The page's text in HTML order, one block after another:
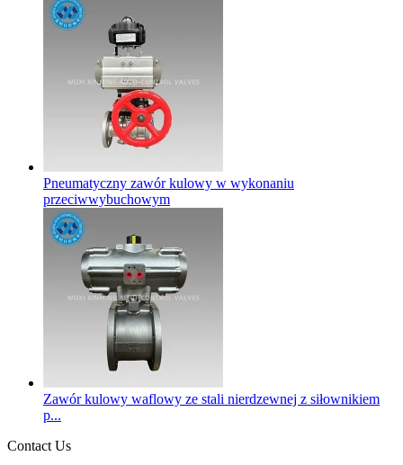
Pneumatyczny zawór kulowy w wykonaniu
przeciwwybuchowym
Zawór kulowy waflowy ze stali nierdzewnej z siłownikiem
p...
Contact Us